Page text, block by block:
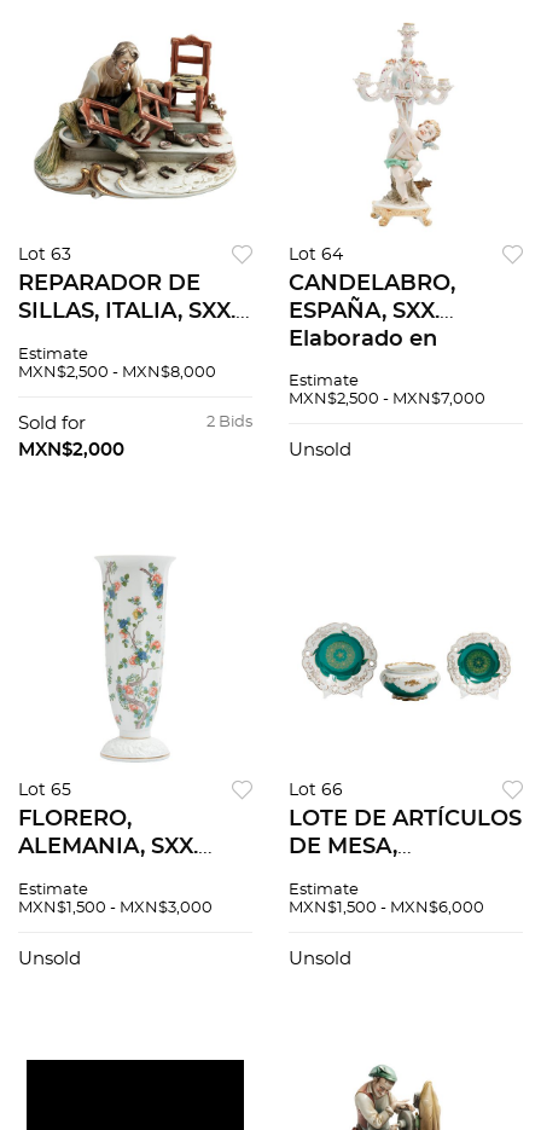
Lot 63
REPARADOR DE
SILLAS, ITALIA, SXX.
porcelana
y firmada Antonio
Borsato. Acabado
Estimate
MXN$2,500 - MXN$8,000
2 Bids
Sold for
MXN$2,000
Lot 64
CANDELABRO,
ESPAÑA, SXX.
Elaborado en
policromada. Sellado
Porcelanas
Estimate
MXN$2,500 - MXN$7,000
Unsold
Lot 65
FLORERO,
ALEMANIA, SXX.
porcelana
Rosenthal. Modelo
Estimate
MXN$1,500 - MXN$3,000
Unsold
Lot 66
LOTE DE ARTÍCULOS
DE MESA,
Sellados Weimar y
porcelana
Estimate
MXN$1,500 - MXN$6,000
Unsold